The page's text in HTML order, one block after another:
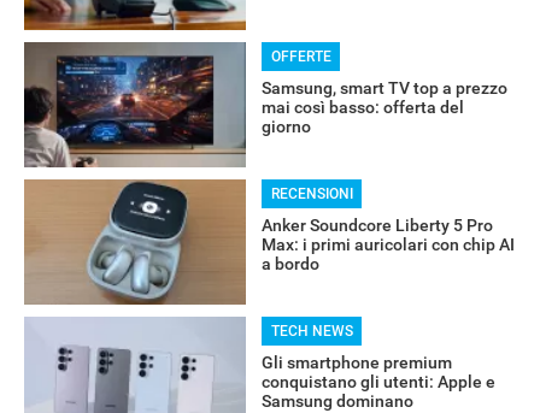
OFFERTE
Samsung, smart TV top a prezzo
mai così basso: offerta del
giorno
RECENSIONI
Anker Soundcore Liberty 5 Pro
Max: i primi auricolari con chip AI
a bordo
TECH NEWS
Gli smartphone premium
conquistano gli utenti: Apple e
Samsung dominano